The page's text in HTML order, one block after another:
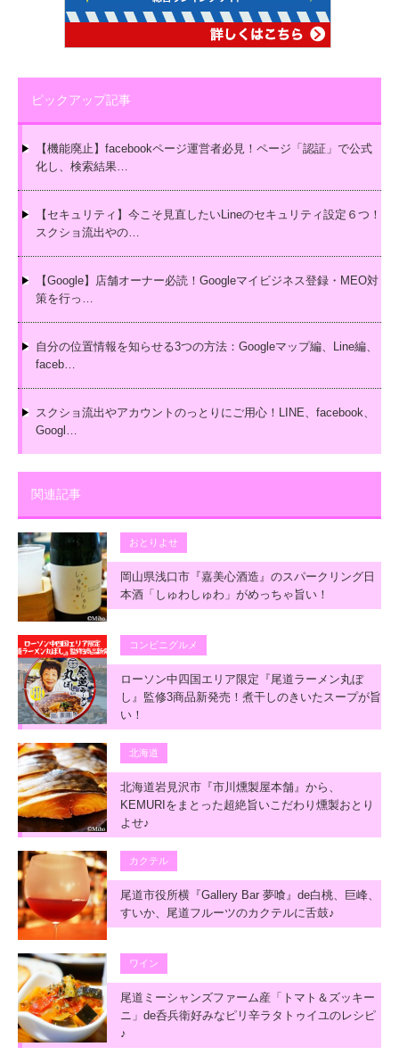
ピックアップ記事
【機能廃止】facebookページ運営者必見！ページ「認証」で公式
化し、検索結果…
【セキュリティ】今こそ見直したいLineのセキュリティ設定６つ！
スクショ流出やの…
【Google】店舗オーナー必読！Googleマイビジネス登録・MEO対
策を行っ…
自分の位置情報を知らせる3つの方法：Googleマップ編、Line編、
faceb…
スクショ流出やアカウントのっとりにご用心！LINE、facebook、
Googl…
関連記事
おとりよせ
岡山県浅口市『嘉美心酒造』のスパークリング日
本酒「しゅわしゅわ」がめっちゃ旨い！
コンビニグルメ
ローソン中四国エリア限定『尾道ラーメン丸ぼ
し』監修3商品新発売！煮干しのきいたスープが旨
い！
北海道
北海道岩見沢市『市川燻製屋本舗』から、
KEMURIをまとった超絶旨いこだわり燻製おとり
よせ♪
カクテル
尾道市役所横『Gallery Bar 夢喰』de白桃、巨峰、
すいか、尾道フルーツのカクテルに舌鼓♪
ワイン
尾道ミーシャンズファーム産「トマト＆ズッキー
ニ」de呑兵衛好みなピリ辛ラタトゥイユのレシピ
♪